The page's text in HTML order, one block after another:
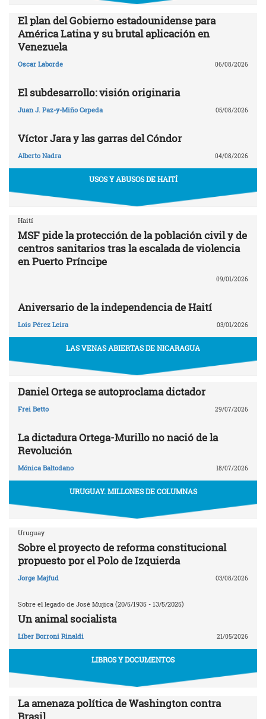
El plan del Gobierno estadounidense para
América Latina y su brutal aplicación en
Venezuela
Oscar Laborde 06/08/2026
El subdesarrollo: visión originaria
Juan J. Paz-y-Miño Cepeda 05/08/2026
Víctor Jara y las garras del Cóndor
Alberto Nadra 04/08/2026
USOS Y ABUSOS DE HAITÍ
Haití
MSF pide la protección de la población civil y de
centros sanitarios tras la escalada de violencia
en Puerto Príncipe
09/01/2026
Aniversario de la independencia de Haití
Lois Pérez Leira 03/01/2026
LAS VENAS ABIERTAS DE NICARAGUA
Daniel Ortega se autoproclama dictador
Frei Betto 29/07/2026
La dictadura Ortega-Murillo no nació de la
Revolución
Mónica Baltodano 18/07/2026
URUGUAY. MILLONES DE COLUMNAS
Uruguay
Sobre el proyecto de reforma constitucional
propuesto por el Polo de Izquierda
Jorge Majfud 03/08/2026
Sobre el legado de José Mujica (20/5/1935 - 13/5/2025)
Un animal socialista
Líber Borroni Rinaldi 21/05/2026
LIBROS Y DOCUMENTOS
La amenaza política de Washington contra
Brasil